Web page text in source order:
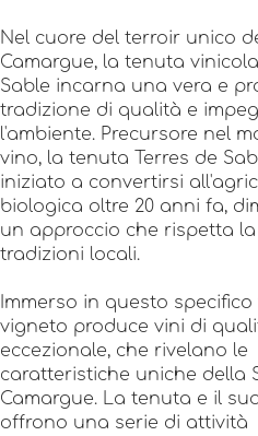
Nel cuore del terroir unico
Camargue, la tenuta
Sable incarna una vera e
tradizione di qualità e
l'ambiente. Precursore nel
vino, la tenuta Terres de
iniziato a convertirsi
biologica oltre 20 anni fa,
un approccio che rispetta
tradizioni locali.
Immerso in questo specifico
vigneto produce vini di
eccezionale, che rivelano le
caratteristiche uniche della
Camargue. La tenuta e il
offrono una serie di attività